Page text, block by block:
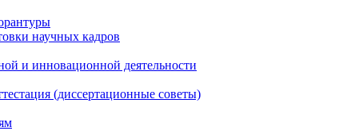
научных кадров
и инновационной деятельности
(диссертационные советы)